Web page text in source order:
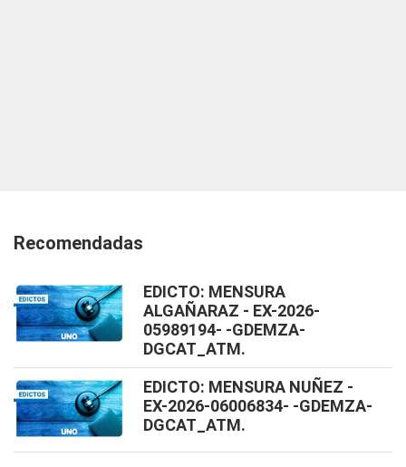
Recomendadas
EDICTO: MENSURA
ALGAÑARAZ - EX-2026-
05989194- -GDEMZA-
DGCAT_ATM.
EDICTO: MENSURA NUÑEZ -
EX-2026-06006834- -GDEMZA-
DGCAT_ATM.